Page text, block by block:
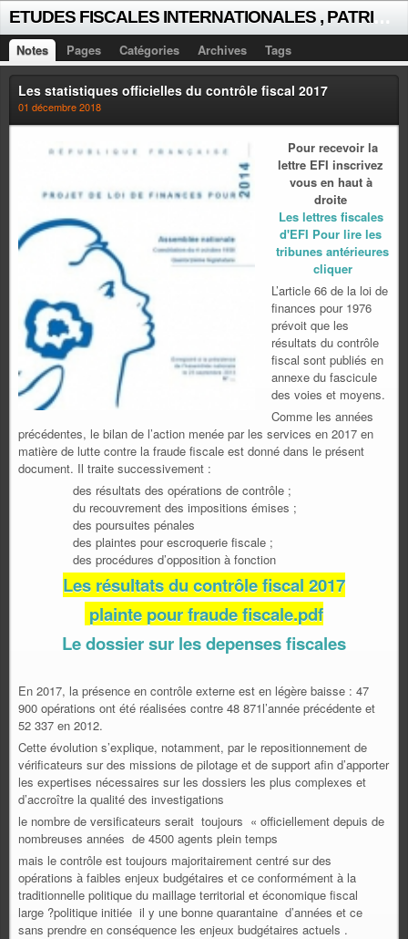
Notes Pages Catégories Archives Tags
Les statistiques officielles du contrôle fiscal 2017
01 décembre 2018
Pour recevoir la
lettre EFI inscrivez
vous en haut à
droite
Les lettres fiscales
d'EFI Pour lire les
tribunes antérieures
cliquer
L’article 66 de la loi de
finances pour 1976
prévoit que les
résultats du contrôle
fiscal sont publiés en
annexe du fascicule
des voies et moyens.
Comme les années
précédentes, le bilan de l’action menée par les services en 2017 en
matière de lutte contre la fraude fiscale est donné dans le présent
document. Il traite successivement :
des résultats des opérations de contrôle ;
du recouvrement des impositions émises ;
des poursuites pénales
des plaintes pour escroquerie fiscale ;
des procédures d’opposition à fonction
Les résultats du contrôle fiscal 2017
plainte pour fraude fiscale.pdf
Le dossier sur les depenses fiscales
En 2017, la présence en contrôle externe est en légère baisse : 47
900 opérations ont été réalisées contre 48 871l’année précédente et
52 337 en 2012.
Cette évolution s’explique, notamment, par le repositionnement de
vérificateurs sur des missions de pilotage et de support afin d’apporter
les expertises nécessaires sur les dossiers les plus complexes et
d’accroître la qualité des investigations
le nombre de versificateurs serait toujours « officiellement depuis de
nombreuses années de 4500 agents plein temps
mais le contrôle est toujours majoritairement centré sur des
opérations à faibles enjeux budgétaires et ce conformément à la
traditionnelle politique du maillage territorial et économique fiscal
large ?politique initiée il y une bonne quarantaine d’années et ce
sans prendre en conséquence les enjeux budgétaires actuels .